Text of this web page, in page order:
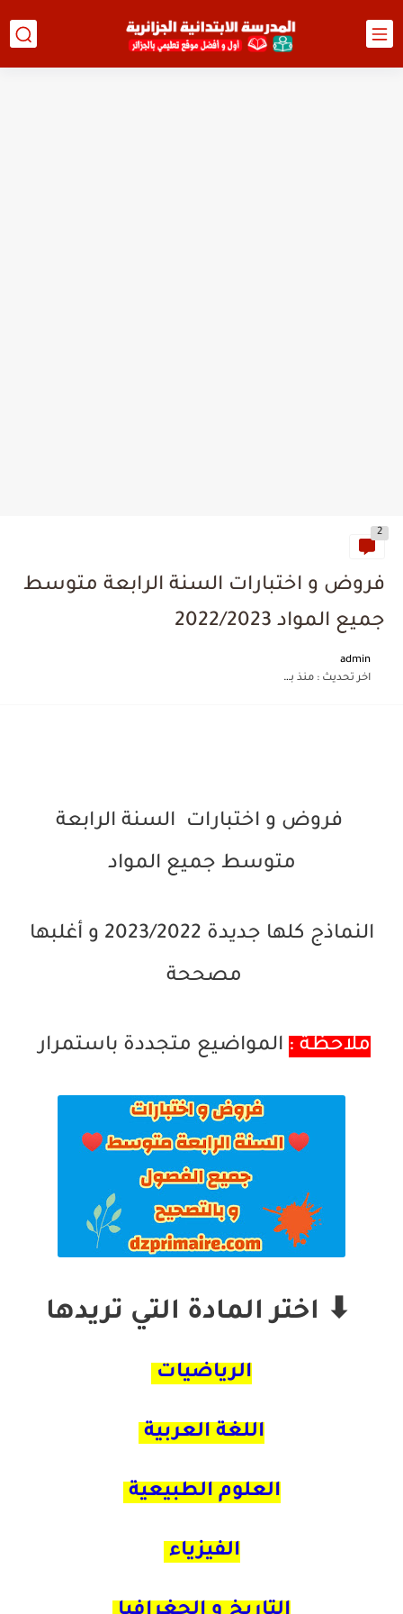
2
فروض و اختبارات السنة الرابعة متوسط
جميع المواد 2022/2023
admin
اخر تحديث :منذ بضع اعوام
فروض و اختبارات السنة الرابعة
متوسط جميع المواد
النماذج كلها جديدة 2023/2022 و أغلبها
مصححة
ملاحظة : المواضيع متجددة باستمرار
⬇ اختر المادة التي تريدها
الرياضيات
اللغة العربية
العلوم الطبيعية
الفيزياء